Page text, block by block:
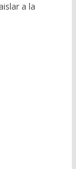
a la